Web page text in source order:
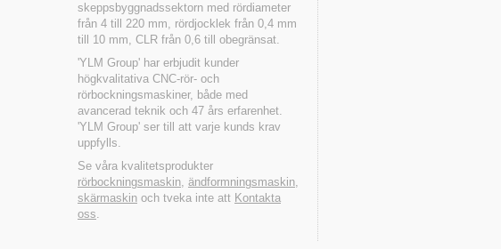
skeppsbyggnadssektorn med rördiameter
från 4 till 220 mm, rördjocklek från 0,4 mm
till 10 mm, CLR från 0,6 till obegränsat.
'YLM Group' har erbjudit kunder
högkvalitativa CNC-rör- och
rörbockningsmaskiner, både med
avancerad teknik och 47 års erfarenhet.
'YLM Group' ser till att varje kunds krav
uppfylls.
Se våra kvalitetsprodukter
rörbockningsmaskin, ändformningsmaskin,
skärmaskin och tveka inte att Kontakta
oss.